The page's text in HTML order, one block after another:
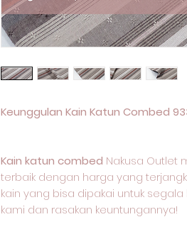
Keunggulan Kain Katun Combed
Kain katun combed Nakusa Outlet
terbaik dengan harga yang
kain yang bisa dipakai untuk
kami dan rasakan keuntungannya!